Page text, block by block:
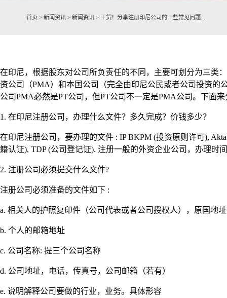
首页 > 新闻资讯 > 新闻资讯 > 干货！分享注册印尼公司的一些常见问题...
在印尼，根据股东对公司所负责任的不同，主要可划分为三类
资公司（PMA）和本国公司（完全由印尼公民或者公司投资
公司PMA必然是PT公司，但PT公司不一定是PMA公司。下面
1. 在印尼注册公司，办理什么文件？多久完成？价钱多少？
在印尼注册公司，要办理的文件 : IP BKPM (投资原则许可), Akta
籍认证), TDP (公司登记证). 注册一般的外资企业公司，办理时
2. 注册公司必须提交什么文件?
注册公司必须准备的文件如下 :
a. 相关人的护照复印件（公司代表或者公司授权人），原国地
b. 个人的邮箱地址
c. 公司名称: 提三个公司名称
d. 公司地址，电话，传真号，公司邮箱（若有）
e. 说明解释公司要做的行业，业务。具体形容